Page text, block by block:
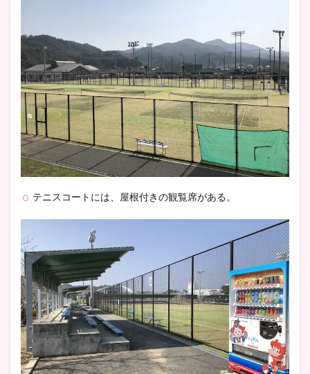
テニスコートには、屋根付きの観覧席がある。